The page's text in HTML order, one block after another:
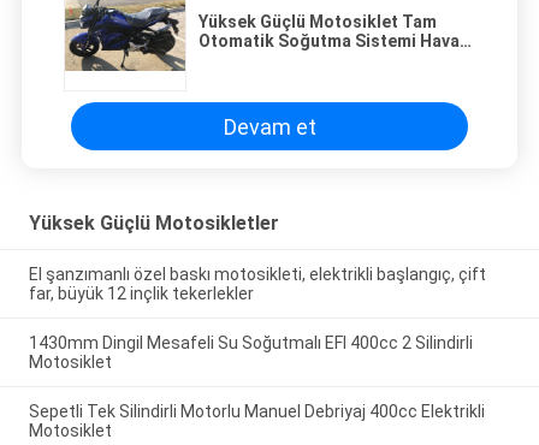
Yüksek Güçlü Motosiklet Tam
Otomatik Soğutma Sistemi Hava
Devam et
Yüksek Güçlü Motosikletler
El şanzımanlı özel baskı motosikleti, elektrikli başlangıç, çift
far, büyük 12 inçlik tekerlekler
1430mm Dingil Mesafeli Su Soğutmalı EFI 400cc 2 Silindirli
Motosiklet
Sepetli Tek Silindirli Motorlu Manuel Debriyaj 400cc Elektrikli
Motosiklet